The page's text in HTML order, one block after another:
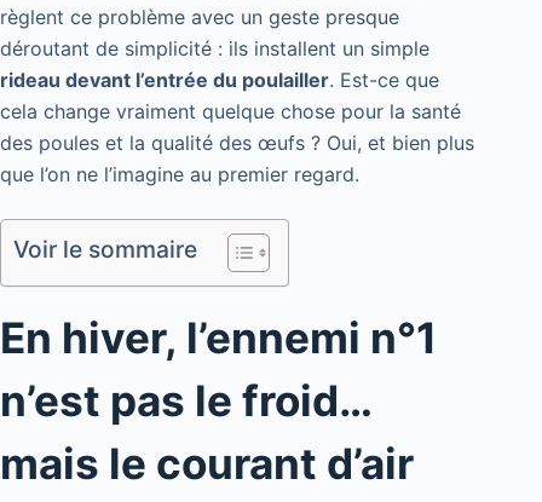
règlent ce problème avec un geste presque
déroutant de simplicité : ils installent un simple
rideau devant l’entrée du poulailler. Est-ce que
cela change vraiment quelque chose pour la santé
des poules et la qualité des œufs ? Oui, et bien plus
que l’on ne l’imagine au premier regard.
Voir le sommaire
En hiver, l’ennemi n°1
n’est pas le froid…
mais le courant d’air